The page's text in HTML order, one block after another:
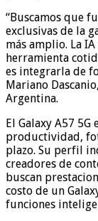
“Buscamos que
exclusivas de la
más amplio. La
herramienta
es integrarla de
Mariano
Argentina.
El Galaxy A57
productividad,
plazo. Su perfil
creadores de
buscan
costo de un
funciones